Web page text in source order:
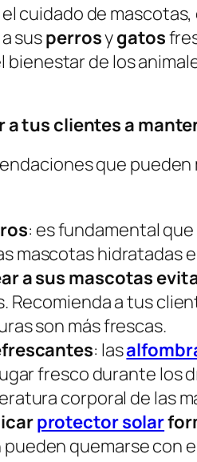
cuidado de
susperrosygatos
bienestar de los
tus clientes a
que
: es fundamental
mascotas hidratadas
a sus mascotas
Recomienda a tus
son más frescas.
: las
fresco durante los
corporal de las
protector solar
quemarse con